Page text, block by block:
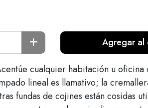
Agregar al
cualquier habitación u oficina
lineal es llamativo; la
fundas de cojines están cosidas